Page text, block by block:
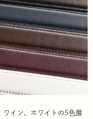
ワイン、ホワイトの5色展